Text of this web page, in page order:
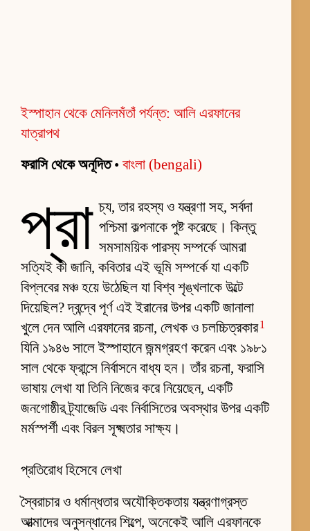
ইস্পাহান থেকে মেনিলমঁতাঁ পর্যন্ত: আলি এরফানের
যাত্রাপথ
ফরাসি থেকে অনূদিত• বাংলা (bengali)
প্রা চ্য, তার রহস্য ও যন্ত্রণা সহ, সর্বদা
পশ্চিমা কল্পনাকে পুষ্ট করেছে। কিন্তু
সমসাময়িক পারস্য সম্পর্কে আমরা
সত্যিই কী জানি, কবিতার এই ভূমি সম্পর্কে যা একটি
বিপ্লবের মঞ্চ হয়ে উঠেছিল যা বিশ্ব শৃঙ্খলাকে উল্টে
দিয়েছিল? দ্বন্দ্বে পূর্ণ এই ইরানের উপর একটি জানালা
খুলে দেন আলি এরফানের রচনা, লেখক ও চলচ্চিত্রকার1
যিনি ১৯৪৬ সালে ইস্পাহানে জন্মগ্রহণ করেন এবং ১৯৮১
সাল থেকে ফ্রান্সে নির্বাসনে বাধ্য হন। তাঁর রচনা, ফরাসি
ভাষায় লেখা যা তিনি নিজের করে নিয়েছেন, একটি
জনগোষ্ঠীর ট্র্যাজেডি এবং নির্বাসিতের অবস্থার উপর একটি
মর্মস্পর্শী এবং বিরল সূক্ষ্মতার সাক্ষ্য।
প্রতিরোধ হিসেবে লেখা
স্বৈরাচার ও ধর্মান্ধতার অযৌক্তিকতায় যন্ত্রণাগ্রস্ত
আত্মাদের অনুসন্ধানের শিল্পে, অনেকেই আলি এরফানকে